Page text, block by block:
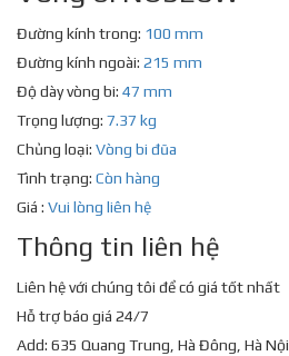
Đường kính trong: 100 mm
Đường kính ngoài: 215 mm
Độ dày vòng bi: 47 mm
Trọng lượng: 7.37 kg
Chủng loại: Vòng bi đũa
Tình trạng: Còn hàng
Giá : Vui lòng liên hệ
Thông tin liên hệ
Liên hệ với chúng tôi để có giá tốt nhất
Hỗ trợ báo giá 24/7
Add: 635 Quang Trung, Hà Đông, Hà